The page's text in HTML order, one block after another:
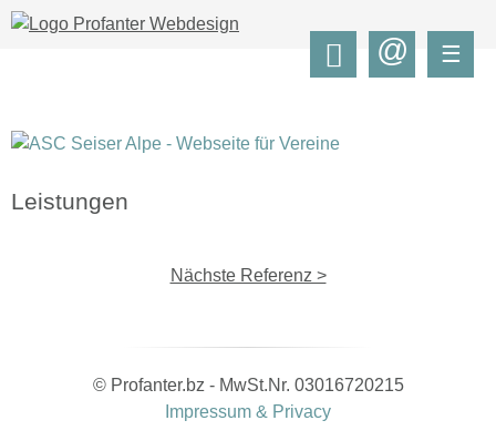
@ ☰
Leistungen
Nächste Referenz >
© Profanter.bz - MwSt.Nr. 03016720215
Impressum & Privacy